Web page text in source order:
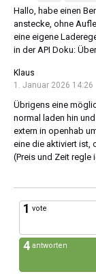
Hallo, habe einen
anstecke, ohne
eine eigene
in der API Doku:
Klaus
1. Januar 2026 14:26
Übrigens eine
normal laden hin
extern in openhab
eine die aktiviert ist,
(Preis und Zeit regle
1 vote
4 antworten